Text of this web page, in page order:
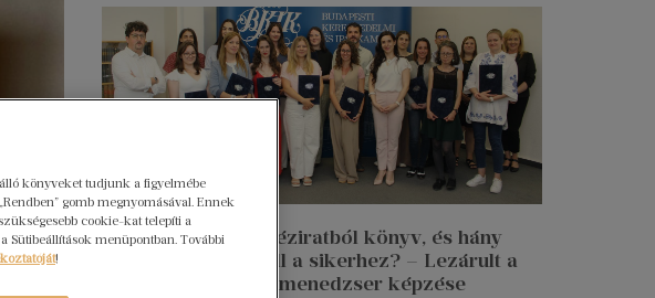
Hogyan lesz egy kéziratból könyv, és hány
ember munkája kell a sikerhez? – Lezárult a
Libri Talent kiadói menedzser képzése
könyveket tudjunk a figyelmébe
gomb megnyomásával. Ennek
cookie-kat telepíti a
Sütibeállítások menüpontban. További
!